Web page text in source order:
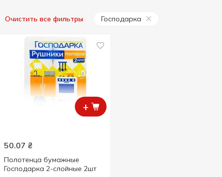
Очистить все фильтры Господарка
+
50.07 ₴
Полотенца бумажные
Господарка 2-слойные 2шт